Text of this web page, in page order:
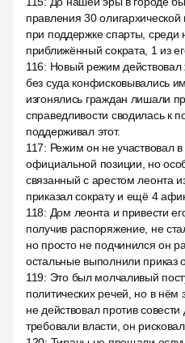
правления 30
при поддержке спарты,
приближённый сократа, 1 из
116: Новый режим действовал
без суда конфисковывались
изгонялись граждан лишали
справедливости сводилась к
поддерживал этот.
117: Режим он не участвовал
официальной позиции, но
связанный с арестом леонта
приказал сократу и ещё 4
118: Дом леонта и привести
получив распоряжение, не
но просто не подчинился он
остальные выполнили приказ
119: Это был молчаливый
политических речей, но в нём
не действовал против
требовали власти, он